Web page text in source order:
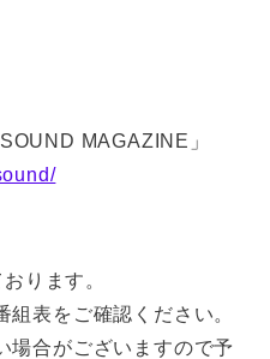
MAGAZINE」
ります。
表をご確認ください。
合がございますので予